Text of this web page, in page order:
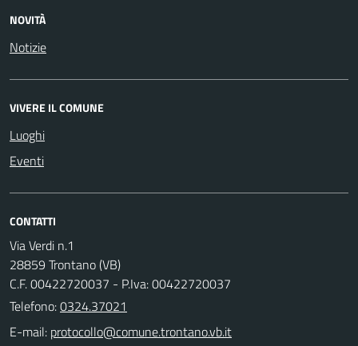
NOVITÀ
Notizie
VIVERE IL COMUNE
Luoghi
Eventi
CONTATTI
Via Verdi n.1
28859 Trontano (VB)
C.F. 00422720037 - P.Iva: 00422720037
Telefono:0324.37021
E-mail: